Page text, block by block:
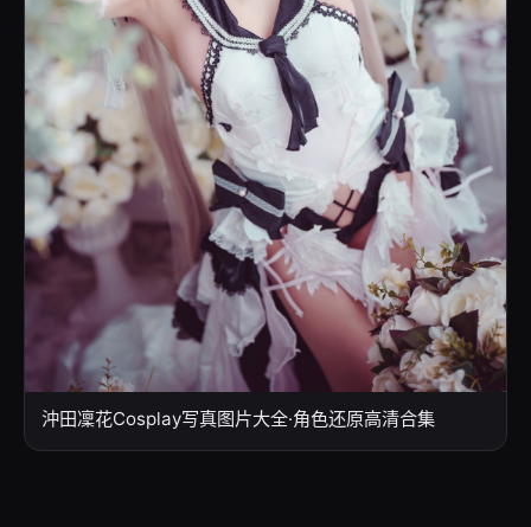
沖田凜花Cosplay写真图片大全·角色还原高清合集